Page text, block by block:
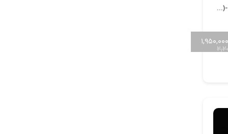
آویز دریایی کد A-Daryaei (1.5)-03
۱,۹۵۰,۰۰۰